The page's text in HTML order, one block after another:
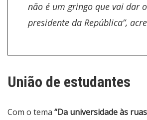
não é um gringo que vai dar
presidente da República”,
União de estudantes
Com o tema “Da universidade às